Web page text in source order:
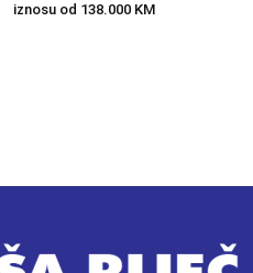
iznosu od 138.000 KM